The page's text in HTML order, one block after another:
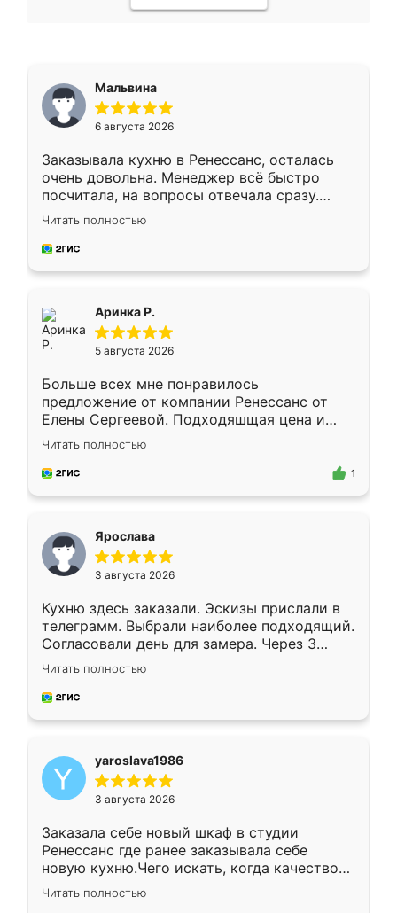
Мальвина
6 августа 2026
Заказывала кухню в Ренессанс, осталась
очень довольна. Менеджер всё быстро
посчитала, на вопросы отвечала сразу.
Замерщик приехал в субботу, подошёл к
делу со всей ответственностью. Собрали
за день, ребята работали аккуратно, даже
Читать полностью
Аринка Р.
5 августа 2026
Больше всех мне понравилось
предложение от компании Ренессанс от
Елены Сергеевой. Подходяшщая цена и
короткие сроки изготовления. Приехавший
для замера сотрудник Владислав
предложил по моему эскизу самый
Читать полностью
1
Ярослава
3 августа 2026
Кухню здесь заказали. Эскизы прислали в
телеграмм. Выбрали наиболее подходящий.
Согласовали день для замера. Через 3
недели кухня была уже готова. Остались
довольны работой. Спасибо Ренессанс
мебель за качественную работу!
Читать полностью
yaroslava1986
3 августа 2026
Заказала себе новый шкаф в студии
Ренессанс где ранее заказывала себе
новую кухню.Чего искать, когда качеством
вполне довольна. Служит кухня уже почти
два года, нареканий нет.
Читать полностью